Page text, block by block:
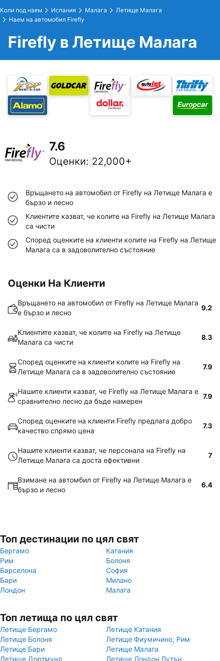
Коли под наем Испания Малага
Летище Малага
Наем на автомобил Firefly
Firefly в Летище Малага
7.6
Оценки: 22,000+
Връщането на автомобил от Firefly на Летище Малага е
бързо и лесно
Клиентите казват, че колите на Firefly на Летище Малага
са чисти
Според оценките на клиенти колите на Firefly на Летище
Малага са в задоволително състояние
Оценки На Клиенти
Връщането на автомобил от Firefly на Летище Малага
е бързо и лесно
9.2
Клиентите казват, че колите на Firefly на Летище
Малага са чисти
8.3
Според оценките на клиенти колите на Firefly на
Летище Малага са в задоволително състояние
7.9
Нашите клиенти казват, че Firefly на Летище Малага е
сравнително лесно да бъде намерен
7.9
Според оценките на клиенти Firefly предлага добро
качество спрямо цена
7.3
Нашите клиенти казват, че персонала на Firefly на
Летище Малага са доста ефективни
7
Взимане на автомбил от Firefly на Летище Малага е
бързо и лесно
6.4
Топ дестинации по цял свят
Бергамо
Катания
Рим
Болоня
Барселона
София
Бари
Милано
Лондон
Малага
Топ летища по цял свят
Летище Бергамо
Летище Катания
Летище Болоня
Летище Фиумичино, Рим
Летище Бари
Летище Малага
Летище Дортмунд
Летище Лондон Лутън